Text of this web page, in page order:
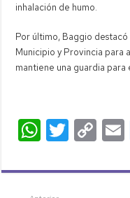
inhalación de humo.
Por último, Baggio
Municipio y Provincia para
mantiene una guardia
W
at
T
tt
C
p